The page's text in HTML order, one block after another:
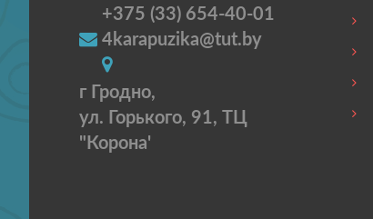
+375 (33) 654-40-01
4karapuzika@tut.by
г Гродно,
ул. Горького, 91, ТЦ
"Корона'